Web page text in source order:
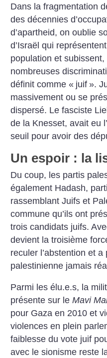
Dans la fragmentation
des décennies
d’apartheid, on oublie
d’Israël qui
population et subissent,
nombreuses
définit comme « juif ».
massivement ou se
dispersé. Le fasciste
de la Knesset, avait eu
seuil pour avoir des
Un espoir : la
Du coup, les partis
également Hadash,
rassemblant Juifs et
commune qu’ils ont
trois candidats juifs.
devient la troisième
reculer l’abstention et
palestinienne jamais
Parmi les élu.e.s, la
présente sur leMavi
pour Gaza en 2010 et
violences en plein
faiblesse du vote juif
avec le sionisme reste